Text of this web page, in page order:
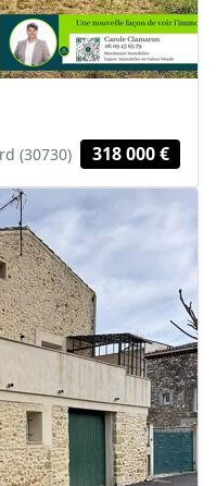
(30730) 318 000 €